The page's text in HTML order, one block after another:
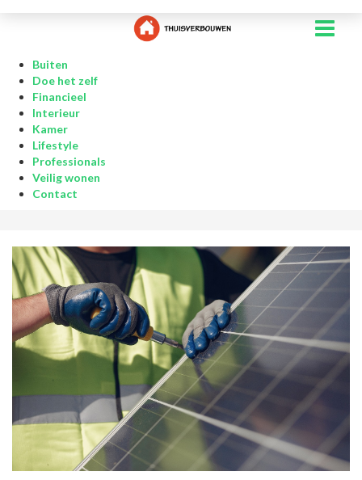
Buiten
Doe het zelf
Financieel
Interieur
Kamer
Lifestyle
Professionals
Veilig wonen
Contact